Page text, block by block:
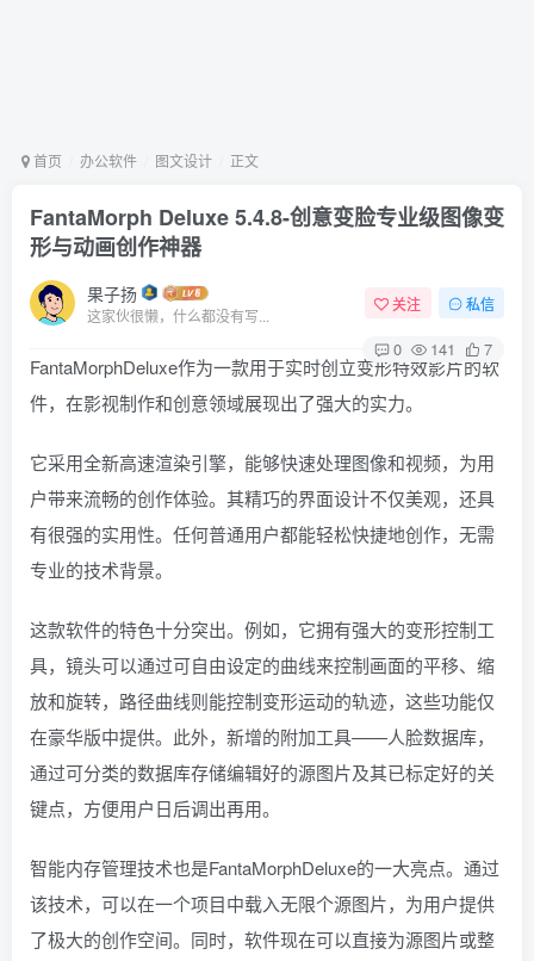
首页 办公软件 图文设计 正文
FantaMorph Deluxe 5.4.8-创意变脸专业级图像变
形与动画创作神器
果子扬
这家伙很懒，什么都没有写...
关注 私信
0 141 7
FantaMorphDeluxe作为一款用于实时创立变形特效影片的软
件，在影视制作和创意领域展现出了强大的实力。
它采用全新高速渲染引擎，能够快速处理图像和视频，为用
户带来流畅的创作体验。其精巧的界面设计不仅美观，还具
有很强的实用性。任何普通用户都能轻松快捷地创作，无需
专业的技术背景。
这款软件的特色十分突出。例如，它拥有强大的变形控制工
具，镜头可以通过可自由设定的曲线来控制画面的平移、缩
放和旋转，路径曲线则能控制变形运动的轨迹，这些功能仅
在豪华版中提供。此外，新增的附加工具——人脸数据库，
通过可分类的数据库存储编辑好的源图片及其已标定好的关
键点，方便用户日后调出再用。
智能内存管理技术也是FantaMorphDeluxe的一大亮点。通过
该技术，可以在一个项目中载入无限个源图片，为用户提供
了极大的创作空间。同时，软件现在可以直接为源图片或整